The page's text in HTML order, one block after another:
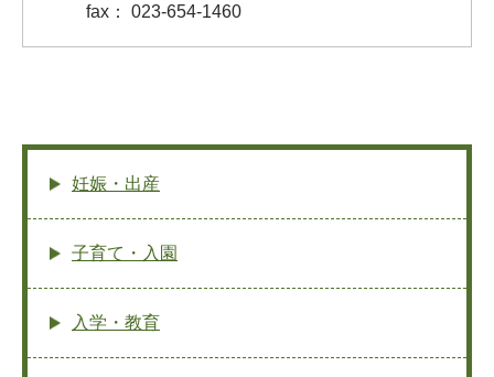
fax： 023-654-1460
妊娠・出産
子育て・入園
入学・教育